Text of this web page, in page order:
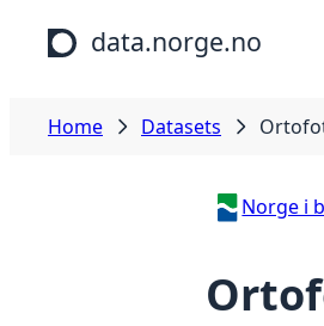
Skip to main content
data.norge.no
Home Datasets
Norge i